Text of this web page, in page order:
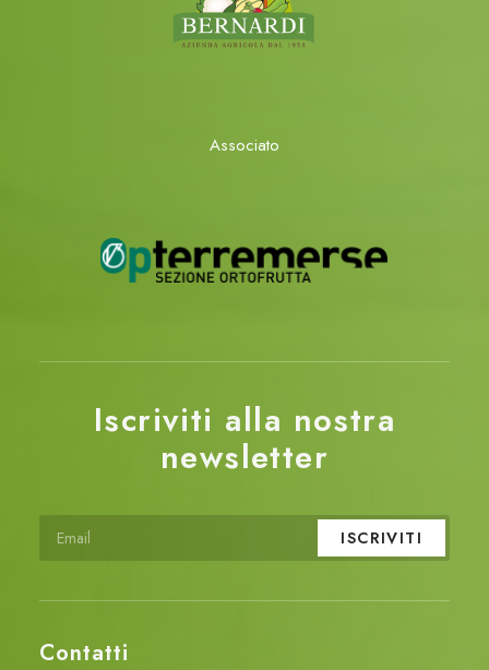
Associato
Iscriviti alla nostra
newsletter
Contatti